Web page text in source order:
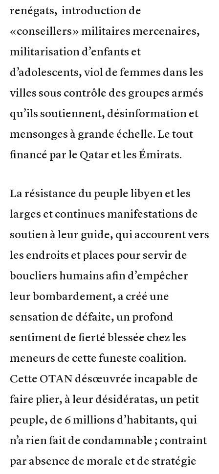
renégats, introduction de
«conseillers» militaires mercenaires,
militarisation d’enfants et
d’adolescents, viol de femmes dans les
villes sous contrôle des groupes armés
qu’ils soutiennent, désinformation et
mensonges à grande échelle. Le tout
financé par le Qatar et les Émirats.
La résistance du peuple libyen et les
larges et continues manifestations de
soutien à leur guide, qui accourent vers
les endroits et places pour servir de
boucliers humains afin d’empêcher
leur bombardement, a créé une
sensation de défaite, un profond
sentiment de fierté blessée chez les
meneurs de cette funeste coalition.
Cette OTAN désœuvrée incapable de
faire plier, à leur désidératas, un petit
peuple, de 6 millions d’habitants, qui
n’a rien fait de condamnable ; contraint
par absence de morale et de stratégie